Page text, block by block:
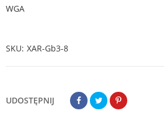
WGA
SKU XAR-Gb3-8
UDOSTĘPNIJ